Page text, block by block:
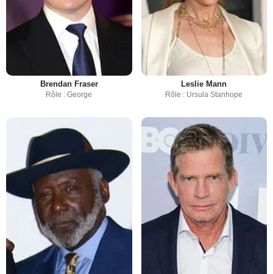
Brendan Fraser
Rôle : George
Leslie Mann
Rôle : Ursula Stanhope